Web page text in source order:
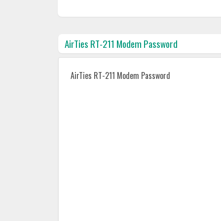
AirTies RT-211 Modem Password
AirTies RT-211 Modem Password